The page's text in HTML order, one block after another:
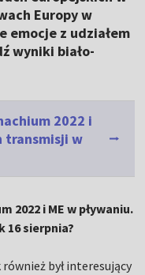
Europy w
emocje z udziałem
wyniki biało-
2022 i
transmisji w
2022 i ME w pływaniu.
16 sierpnia?
był interesujący